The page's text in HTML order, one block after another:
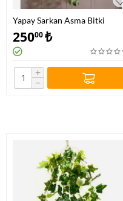
Yapay Sarkan Asma Bitki
Yeşillik
25000₺
+
−